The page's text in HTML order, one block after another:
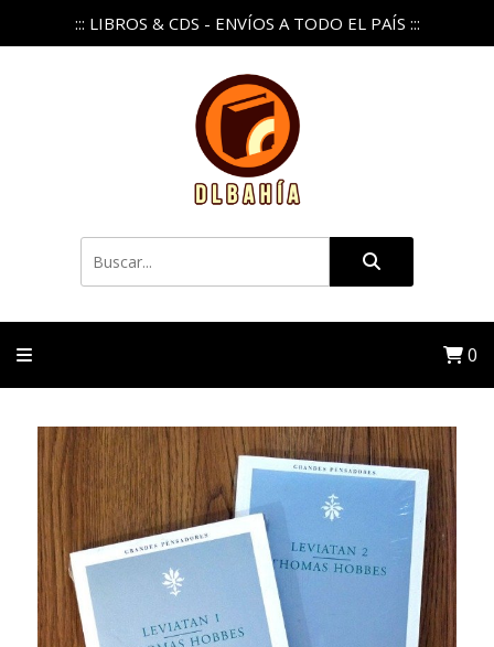
::: LIBROS & CDS - ENVÍOS A TODO EL PAÍS :::
0